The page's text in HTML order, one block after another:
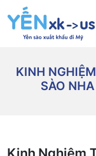
KINH
SÀO